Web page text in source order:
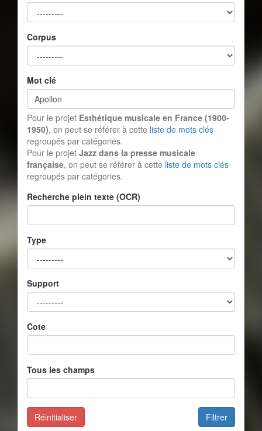
Corpus
Mot clé
Pour le projet Esthétique musicale en France (1900-
1950), on peut se référer à cette liste de mots clés
regroupés par catégories.
Pour le projet Jazz dans la presse musicale
française, on peut se référer à cette liste de mots clés
regroupés par catégories.
Recherche plein texte (OCR)
Type
Support
Cote
Tous les champs
Filtrer
Réinitialiser